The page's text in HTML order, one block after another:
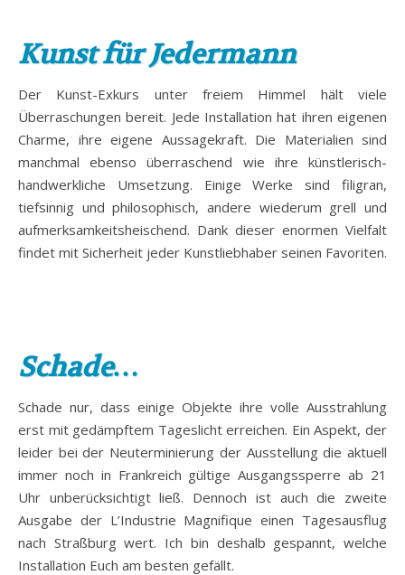
Kunst für Jedermann
Der Kunst-Exkurs unter freiem Himmel hält viele
Überraschungen bereit. Jede Installation hat ihren eigenen
Charme, ihre eigene Aussagekraft. Die Materialien sind
manchmal ebenso überraschend wie ihre künstlerisch-
handwerkliche Umsetzung. Einige Werke sind filigran,
tiefsinnig und philosophisch, andere wiederum grell und
aufmerksamkeitsheischend. Dank dieser enormen Vielfalt
findet mit Sicherheit jeder Kunstliebhaber seinen Favoriten.
Schade…
Schade nur, dass einige Objekte ihre volle Ausstrahlung
erst mit gedämpftem Tageslicht erreichen. Ein Aspekt, der
leider bei der Neuterminierung der Ausstellung die aktuell
immer noch in Frankreich gültige Ausgangssperre ab 21
Uhr unberücksichtigt ließ. Dennoch ist auch die zweite
Ausgabe der L’Industrie Magnifique einen Tagesausflug
nach Straßburg wert. Ich bin deshalb gespannt, welche
Installation Euch am besten gefällt.